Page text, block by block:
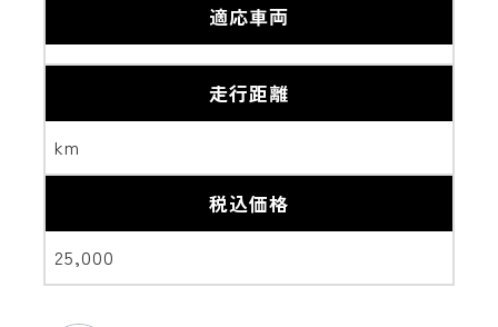
適応車両
走行距離
km
税込価格
25,000